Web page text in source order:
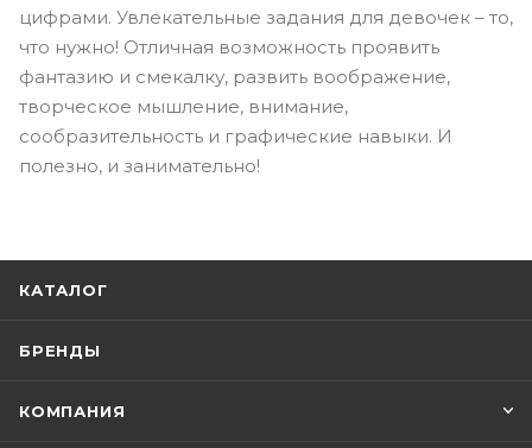
цифрами. Увлекательные задания для девочек – то,
что нужно! Отличная возможность проявить
фантазию и смекалку, развить воображение,
творческое мышление, внимание,
сообразительность и графические навыки. И
полезно, и занимательно!
КАТАЛОГ
БРЕНДЫ
КОМПАНИЯ